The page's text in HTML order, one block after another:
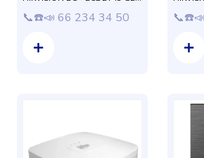
📞☎️📣 66 234 34 50